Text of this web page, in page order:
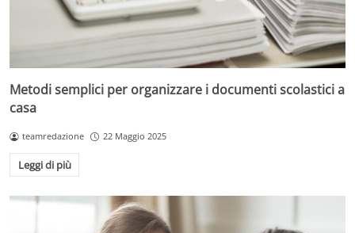
Metodi semplici per organizzare i documenti scolastici a
casa
teamredazione 22 Maggio 2025
Leggi di più